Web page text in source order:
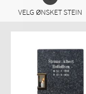
VELG ØNSKET STEIN